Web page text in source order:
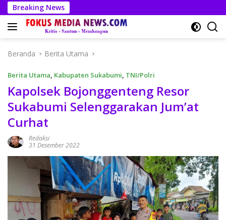
Langsung
ke
konten
Breaking News
Beranda Berita Utama
Berita Utama, Kabupaten Sukabumi, TNI/Polri
Kapolsek Bojonggenteng Resor
Sukabumi Selenggarakan Jum’at
Curhat
Redaksi
31 Desember 2022